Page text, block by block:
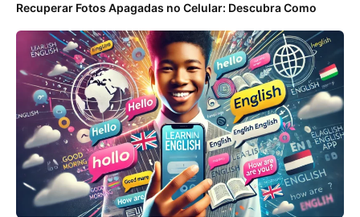
Recuperar Fotos Apagadas no Celular: Descubra Como